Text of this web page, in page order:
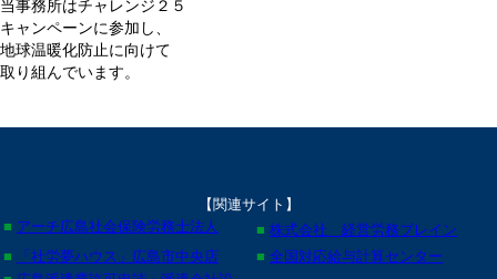
当事務所はチャレンジ２５
キャンペーンに参加し、
地球温暖化防止に向けて
取り組んでいます。
【関連サイト】
■ アーチ広島社会保険労務士法人 ■ 株式会社 経営労務ブレイン
■
「社労夢ハウス」広島市中央店 ■ 全国対応給与計算センター